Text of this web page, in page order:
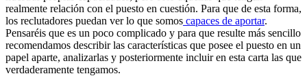
realmente relación con el puesto en cuestión. Para que de esta forma,
los reclutadores puedan ver lo que somos capaces de aportar.
Pensaréis que es un poco complicado y para que resulte más sencillo
recomendamos describir las características que posee el puesto en un
papel aparte, analizarlas y posteriormente incluir en esta carta las que
verdaderamente tengamos.